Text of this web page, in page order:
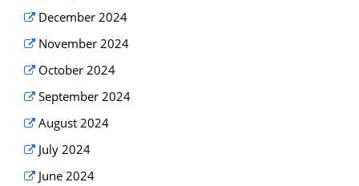
December 2024
November 2024
October 2024
September 2024
August 2024
July 2024
June 2024